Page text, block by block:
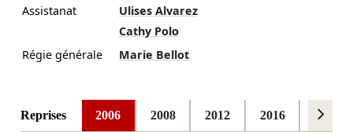
Assistanat
Ulises Alvarez
Cathy Polo
Régie générale
Marie Bellot
Reprises 2006 2008 2012 2016 2018